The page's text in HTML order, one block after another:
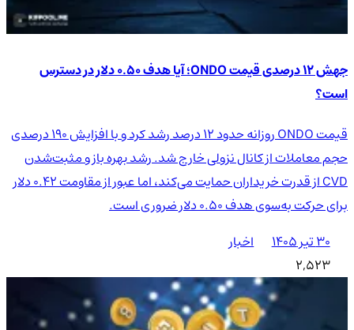
جهش ۱۲ درصدی قیمت ONDO؛ آیا هدف ۰.۵۰ دلار در دسترس
است؟
قیمت ONDO روزانه حدود ۱۲ درصد رشد کرد و با افزایش ۱۹۰ درصدی
حجم معاملات از کانال نزولی خارج شد. رشد بهره باز و مثبت‌شدن
CVD از قدرت خریداران حمایت می‌کند، اما عبور از مقاومت ۰.۴۲ دلار
برای حرکت به‌سوی هدف ۰.۵۰ دلار ضروری است.
۳۰ تیر ۱۴۰۵
اخبار
2,523